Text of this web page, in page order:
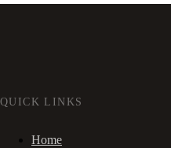
QUICK LINKS
Home